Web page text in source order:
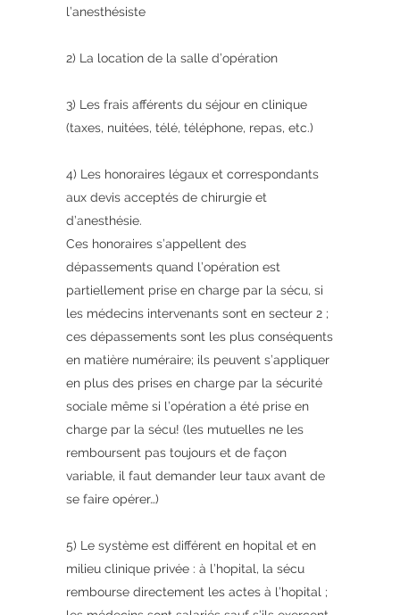
l’anesthésiste
2) La location de la salle d’opération
3) Les frais afférents du séjour en clinique
(taxes, nuitées, télé, téléphone, repas, etc.)
4) Les honoraires légaux et correspondants
aux devis acceptés de chirurgie et
d’anesthésie.
Ces honoraires s’appellent des
dépassements quand l’opération est
partiellement prise en charge par la sécu, si
les médecins intervenants sont en secteur 2 ;
ces dépassements sont les plus conséquents
en matière numéraire; ils peuvent s’appliquer
en plus des prises en charge par la sécurité
sociale même si l’opération a été prise en
charge par la sécu! (les mutuelles ne les
remboursent pas toujours et de façon
variable, il faut demander leur taux avant de
se faire opérer…)
5) Le système est différent en hopital et en
milieu clinique privée : à l’hopital, la sécu
rembourse directement les actes à l’hopital ;